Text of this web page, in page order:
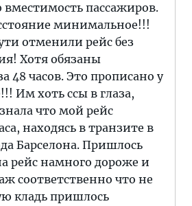
пассажиров.
минимальное!!!
отменили рейс без
Хотя обязаны
48 часов. Это прописано у
Им хоть ссы в глаза,
что мой рейс
находясь в транзите в
Барселона. Пришлось
рейс намного дороже и
соответственно что не
кладь пришлось